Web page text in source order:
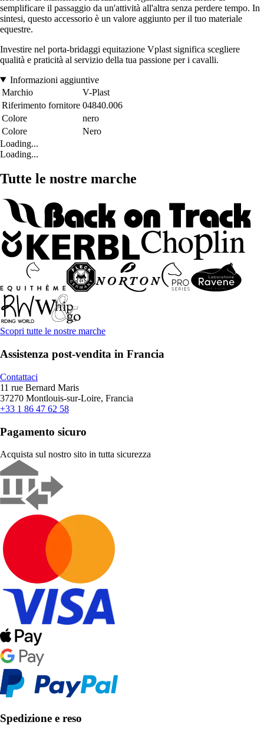
semplificare il passaggio da un'attività all'altra senza perdere tempo. In
sintesi, questo accessorio è un valore aggiunto per il tuo materiale
equestre.
Investire nel porta-bridaggi equitazione Vplast significa scegliere
qualità e praticità al servizio della tua passione per i cavalli.
Informazioni aggiuntive
Marchio
V-Plast
Riferimento fornitore 04840.006
Colore
nero
Colore
Nero
Loading...
Loading...
Tutte le nostre marche
Scopri tutte le nostre marche
Assistenza post-vendita in Francia
Contattaci
11 rue Bernard Maris
37270 Montlouis-sur-Loire, Francia
+33 1 86 47 62 58
Pagamento sicuro
Acquista sul nostro sito in tutta sicurezza
Spedizione e reso